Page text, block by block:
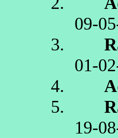
3.
4.
5.